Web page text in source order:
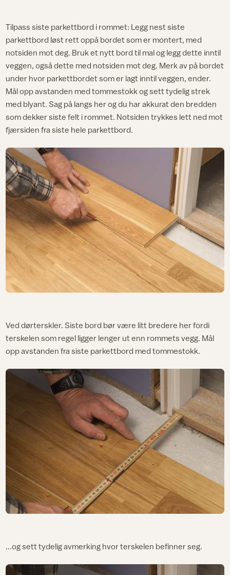
Tilpass siste parkettbord i rommet: Legg nest siste
parkettbord løst rett oppå bordet som er montert, med
notsiden mot deg. Bruk et nytt bord til mal og legg dette inntil
veggen, også dette med notsiden mot deg. Merk av på bordet
under hvor parkettbordet som er lagt inntil veggen, ender.
Mål opp avstanden med tommestokk og sett tydelig strek
med blyant. Sag på langs her og du har akkurat den bredden
som dekker siste felt i rommet. Notsiden trykkes lett ned mot
fjærsiden fra siste hele parkettbord.
Ved dørterskler. Siste bord bør være litt bredere her fordi
terskelen som regel ligger lenger ut enn rommets vegg. Mål
opp avstanden fra siste parkettbord med tommestokk.
...og sett tydelig avmerking hvor terskelen befinner seg.